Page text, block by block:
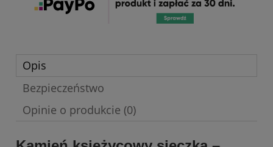
Opis
Bezpieczeństwo
Opinie o produkcie (0)